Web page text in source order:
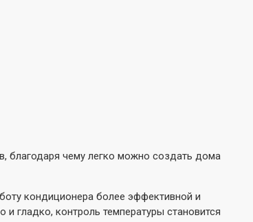
благодаря чему легко можно создать дома
кондиционера более эффективной и
гладко, контроль температуры становится